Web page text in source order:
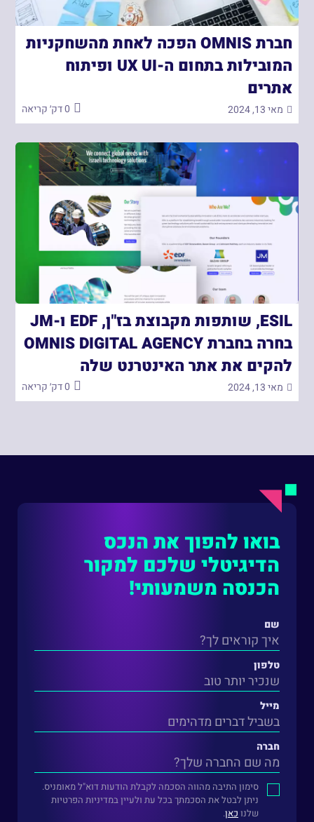
חברת OMNIS הפכה לאחת מהשחקניות
המובילות בתחום ה-UX UI ופיתוח
אתרים
מאי 13, 2024 0 דק׳ קריאה
ESIL, שותפות מקבוצת בז"ן, EDF ו-JM
בחרה בחברת OMNIS DIGITAL AGENCY
להקים את אתר האינטרנט שלה
מאי 13, 2024 0 דק׳ קריאה
בואו להפוך את הנכס
הדיגיטלי שלכם למקור
הכנסה משמעותי!
שם
טלפון
מייל
חברה
סימון התיבה מהווה הסכמה לקבלת הודעות דוא"ל מאומניס.
ניתן לבטל את הסכמתך בכל עת ולעיין במדיניות הפרטיות
שלנו כאן.